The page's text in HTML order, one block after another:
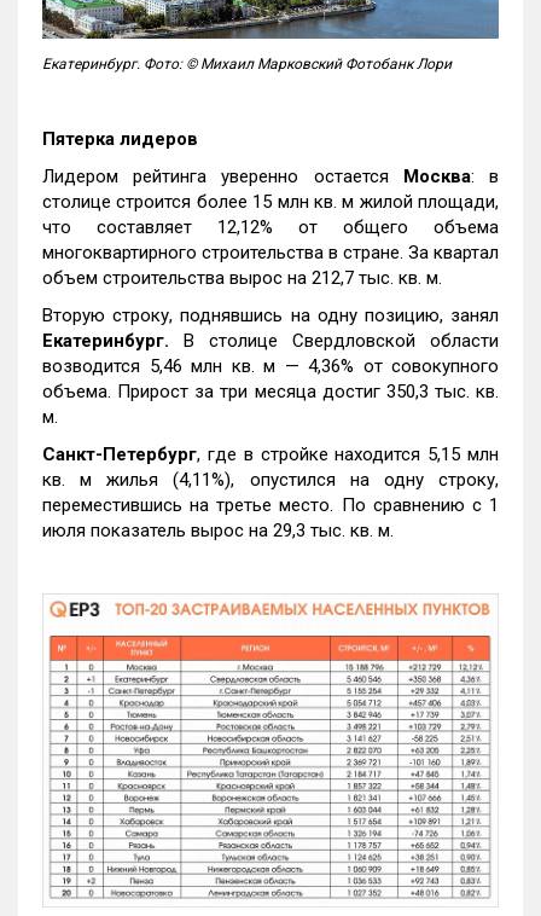
Екатеринбург. Фото: © Михаил Марковский Фотобанк Лори
Пятерка лидеров
Лидером рейтинга уверенно остается Москва: в
столице строится более 15 млн кв. м жилой площади,
что составляет 12,12% от общего объема
многоквартирного строительства в стране. За квартал
объем строительства вырос на 212,7 тыс. кв. м.
Вторую строку, поднявшись на одну позицию, занял
Екатеринбург. В столице Свердловской области
возводится 5,46 млн кв. м — 4,36% от совокупного
объема. Прирост за три месяца достиг 350,3 тыс. кв.
м.
Санкт-Петербург, где в стройке находится 5,15 млн
кв. м жилья (4,11%), опустился на одну строку,
переместившись на третье место. По сравнению с 1
июля показатель вырос на 29,3 тыс. кв. м.